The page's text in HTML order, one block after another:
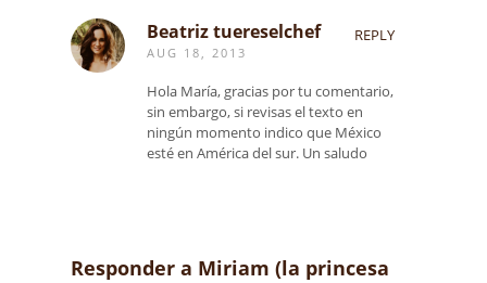
Beatriz tuereselchef
AUG 18, 2013
REPLY
Hola María, gracias por tu comentario,
sin embargo, si revisas el texto en
ningún momento indico que México
esté en América del sur. Un saludo
Responder a Miriam (la princesa